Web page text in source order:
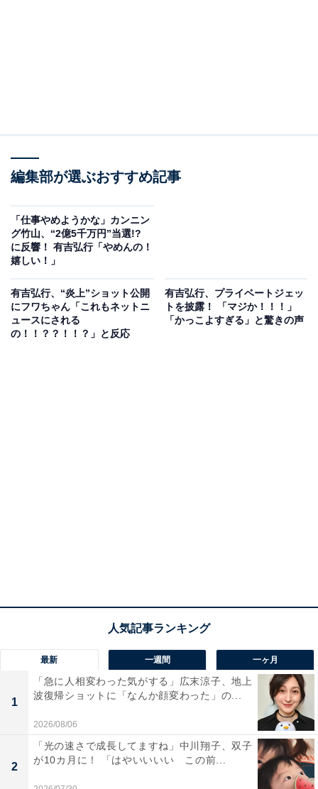
編集部が選ぶおすすめ記事
「仕事やめようかな」カンニン
グ竹山、“2億5千万円”当選!?
に反響！ 有吉弘行「やめんの！
嬉しい！」
有吉弘行、“炎上”ショット公開
にフワちゃん「これもネットニ
ュースにされる
の！！？？！！？」と反応
有吉弘行、プライベートジェッ
トを披露！ 「マジか！！！」
「かっこよすぎる」と驚きの声
最新 一週間 一ヶ月
1
「急に人相変わった気がする」広末涼子、地上
波復帰ショットに「なんか顔変わった」の...
2026/08/06
2
「光の速さで成長してますね」中川翔子、双子
が10カ月に！ 「はやいいいい この前...